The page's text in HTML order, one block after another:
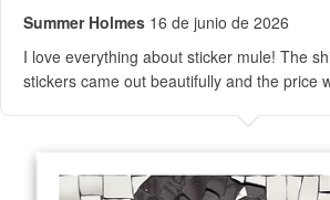
Summer Holmes 16 de junio de 2026
I love everything about sticker mule! The
stickers came out beautifully and the price